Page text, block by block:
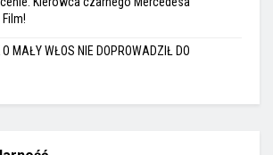
MAŁY WŁOS NIE DOPROWADZIŁ DO